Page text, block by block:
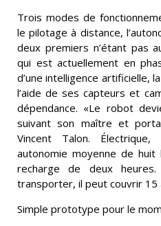
Trois modes de
le pilotage à distance,
deux premiers n’étant pas
qui est actuellement en
d’une intelligence artificielle,
l’aide de ses capteurs et
dépendance. «Le robot
suivant son maître et
Vincent Talon.
autonomie moyenne de
recharge de deux
transporter, il peut couvrir 15
Simple prototype pour le